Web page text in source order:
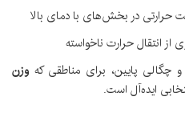
حرارتی در بخش‌های با دمای بالا
از انتقال حرارت ناخواسته
و چگالی پایین، برای مناطقی که وزن
ایده‌آل است.